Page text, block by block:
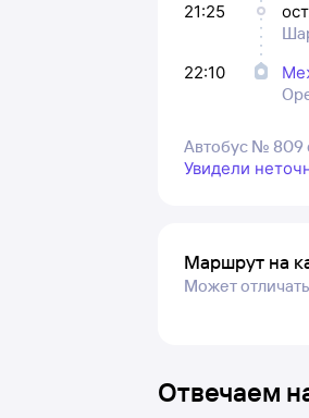
21:25
22:10
Автобус № 809
Увидели
Маршрут на
Может
Отвечаем